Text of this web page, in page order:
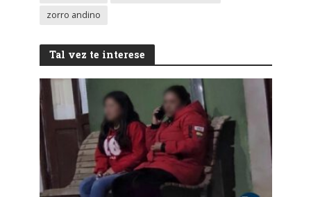
zorro andino
Tal vez te interese